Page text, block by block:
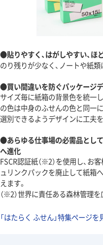
●貼りやすく、はがしやすい、ほ
のり残りが少なく、ノートや紙
●買い間違いを防ぐパッケージ
サイズ毎に紙箱の背景色を統一
の色は中身のふせんの色と同一
選別できるようデザインに工夫
●あらゆる仕事場の必需品とし
へ進化
FSCR認証紙（※2）を使用し、お
ュリンクパックを廃止して紙箱
えます。
（※2）世界に責任ある森林管理
「はたらく ふせん」特集ページを